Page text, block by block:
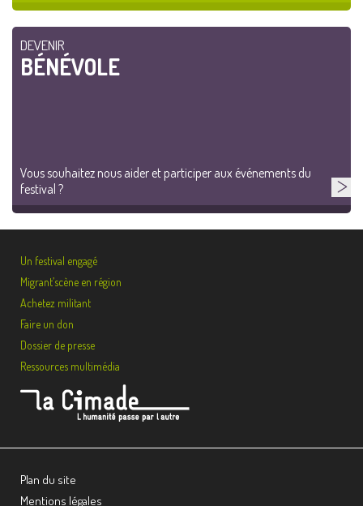
DEVENIR
BÉNÉVOLE
Vous souhaitez nous aider et participer aux événements du
festival ?
Un festival engagé
Migrant’scène en région
Achetez militant
Faire un don
Dossier de presse
Ressources multimédia
Plan du site
Mentions légales